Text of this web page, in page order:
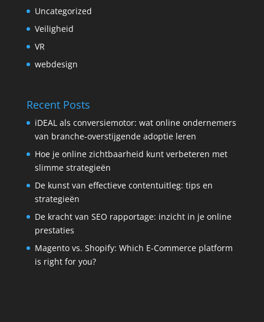
Uncategorized
Veiligheid
VR
webdesign
Recent Posts
iDEAL als conversiemotor: wat online ondernemers
van branche-overstijgende adoptie leren
Hoe je online zichtbaarheid kunt verbeteren met
slimme strategieën
De kunst van effectieve contentuitleg: tips en
strategieën
De kracht van SEO rapportage: inzicht in je online
prestaties
Magento vs. Shopify: Which E-Commerce platform
is right for you?